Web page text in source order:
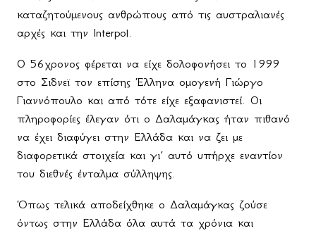
καταζητούμενους ανθρώπους από τις αυστραλιανές
αρχές και την Interpol.
Ο 56χρονος φέρεται να είχε δολοφονήσει το 1999
στο Σιδνεϊ τον επίσης Έλληνα ομογενή Γιώργο
Γιαννόπουλο και από τότε είχε εξαφανιστεί. Οι
πληροφορίες έλεγαν ότι ο Δαλαμάγκας ήταν πιθανό
να έχει διαφύγει στην Ελλάδα και να ζει με
διαφορετικά στοιχεία και γι’ αυτό υπήρχε εναντίον
του διεθνές ένταλμα σύλληψης.
Όπως τελικά αποδείχθηκε ο Δαλαμάγκας ζούσε
όντως στην Ελλάδα όλα αυτά τα χρόνια και